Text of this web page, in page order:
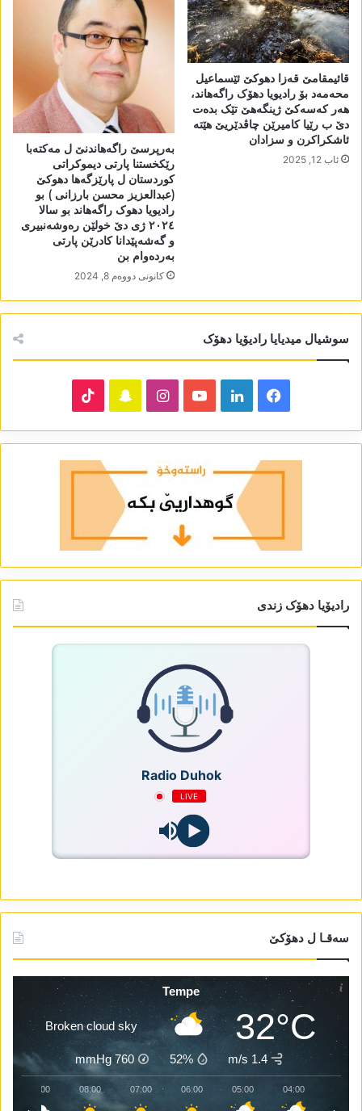
قائیمقامێ قەزا دھوکێ ئێسماعیل
محەمەد بۆ رادیویا دھۆک راگەھاند،
ھەر کەسەکێ ژینگەھێ تێک بدەت
دێ ب رێیا کامیرێن چاڤدێریێ ھێتە
ئاشکراکرن و سزادان
ئاب 12, 2025
بەرپرسێ راگەھاندنێ ل مەکتەبا
رێکخستنا پارتی دیموکراتی
کوردستان ل پارێزگەھا دھوکێ
(عبدالعزیز محسن بارزانی ) بو
رادیویا دھوک راگەھاند بو سالا
٢٠٢٤ ژی دێ خولێن رەوشەنبیری
و گەشەپێدانا کادرێن پارتی
بەردەوام بن
كانونی دووه‌م 8, 2024
سوشیال میدیایا رادیۆیا دھۆک
Facebook
LinkedIn
YouTube
Instagram
Snapchat
رادیۆیا دھۆک زندی
Radio Duhok
LIVE
سەقـا ل دھۆکێ
Tempe
32°C
Broken cloud sky
1.4 m/s
52%
760
mmHg
04:00
05:00
06:00
07:00
08:00
09:00